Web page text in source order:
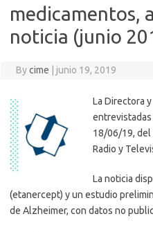
medicamentos,
noticia (junio
Bycime junio 19, 2019
La Directora
entrevistadas
18/06/19, del
Radio y
La noticia
(etanercept) y un estudio
de Alzheimer, con datos no